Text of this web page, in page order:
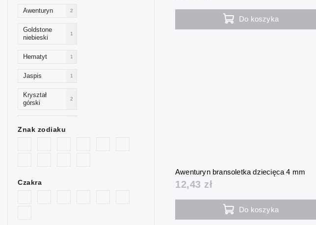
Awenturyn 2
Goldstone
niebieski
1
Hematyt 1
Jaspis 1
Kryształ
górski
2
Tygrysie oko
Znak zodiaku
Czakra
Do koszyka
Awenturyn bransoletka dziecięca 4 mm
12,43 zł
Do koszyka